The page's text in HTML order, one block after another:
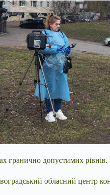
гранично допустимих рівнів.
обласний центр